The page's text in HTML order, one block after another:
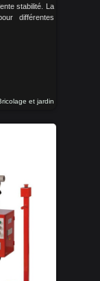
stabilité. La
différentes
et jardin